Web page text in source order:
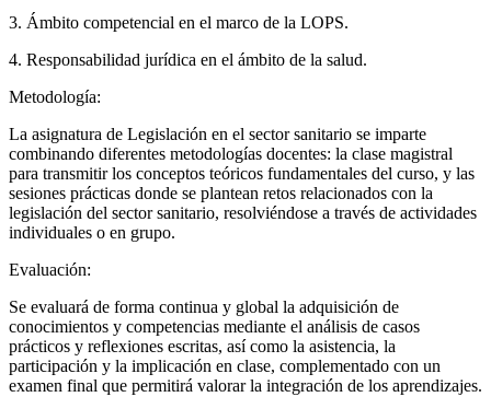
3. Ámbito competencial en el marco de la LOPS.
4. Responsabilidad jurídica en el ámbito de la salud.
Metodología:
La asignatura de Legislación en el sector sanitario se imparte
combinando diferentes metodologías docentes: la clase magistral
para transmitir los conceptos teóricos fundamentales del curso, y las
sesiones prácticas donde se plantean retos relacionados con la
legislación del sector sanitario, resolviéndose a través de actividades
individuales o en grupo.
Evaluación:
Se evaluará de forma continua y global la adquisición de
conocimientos y competencias mediante el análisis de casos
prácticos y reflexiones escritas, así como la asistencia, la
participación y la implicación en clase, complementado con un
examen final que permitirá valorar la integración de los aprendizajes.